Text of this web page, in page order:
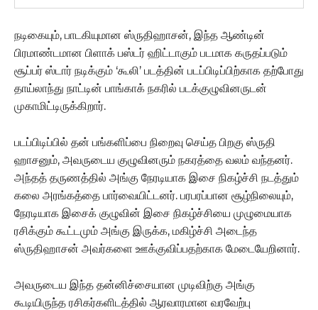
நடிகையும், பாடகியுமான ஸ்ருதிஹாசன், இந்த ஆண்டின்
பிரமாண்டமான பிளாக் பஸ்டர் ஹிட்டாகும் படமாக கருதப்படும்
சூப்பர் ஸ்டார் நடிக்கும் ‘கூலி’ படத்தின் படப்பிடிப்பிற்காக தற்போது
தாய்லாந்து நாட்டின் பாங்காக் நகரில் படக்குழுவினருடன்
முகாமிட்டிருக்கிறார்.
படப்பிடிப்பில் தன் பங்களிப்பை நிறைவு செய்த பிறகு ஸ்ருதி
ஹாசனும், அவருடைய குழுவினரும் நகரத்தை வலம் வந்தனர்.
அந்தத் தருணத்தில் அங்கு நேரடியாக இசை நிகழ்ச்சி நடத்தும்
கலை அரங்கத்தை பார்வையிட்டனர். பரபரப்பான சூழ்நிலையும்,
நேரடியாக இசைக் குழுவின் இசை நிகழ்ச்சியை முழுமையாக
ரசிக்கும் கூட்டமும் அங்கு இருக்க, மகிழ்ச்சி அடைந்த
ஸ்ருதிஹாசன் அவர்களை ஊக்குவிப்பதற்காக மேடையேறினார்.
அவருடைய இந்த தன்னிச்சையான முடிவிற்கு அங்கு
கூடியிருந்த ரசிகர்களிடத்தில் ஆரவாரமான வரவேற்பு